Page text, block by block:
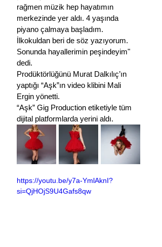
rağmen müzik hep hayatımın
merkezinde yer aldı. 4 yaşında
piyano çalmaya başladım.
İlkokuldan beri de söz yazıyorum.
Sonunda hayallerimin peşindeyim"
dedi.
Prodüktörlüğünü Murat Dalkılıç’ın
yaptığı “Aşk”ın video klibini Mali
Ergin yönetti.
“Aşk” Gig Production etiketiyle tüm
dijital platformlarda yerini aldı.
https://youtu.be/y7a-YmlAknI?
si=QjHOjS9U4Gafs8qw